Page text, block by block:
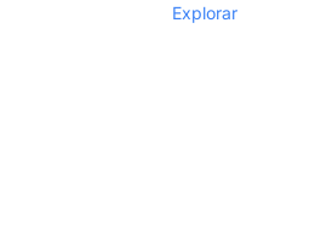
Explorar